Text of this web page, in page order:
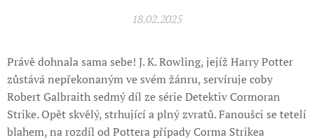
18.02.2025
Právě dohnala sama sebe! J. K. Rowling, jejíž Harry Potter
zůstává nepřekonaným ve svém žánru, servíruje coby
Robert Galbraith sedmý díl ze série Detektiv Cormoran
Strike. Opět skvělý, strhující a plný zvratů. Fanoušci se tetelí
blahem, na rozdíl od Pottera případy Corma Strikea